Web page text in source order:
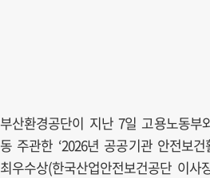
부산환경공단이 지난 7일 고용노동부
동 주관한 ‘2026년 공공기관 안전보
최우수상(한국산업안전보건공단 이사